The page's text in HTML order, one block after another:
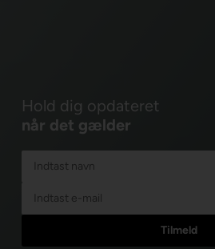
Hold dig opdateret
når det gælder